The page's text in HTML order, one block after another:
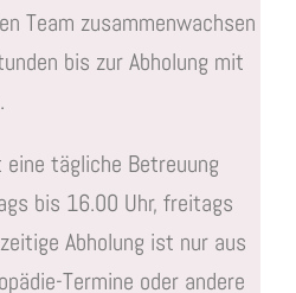
Team zusammenwachsen
bis zur Abholung mit
tägliche Betreuung
bis 16.00 Uhr, freitags
Abholung ist nur aus
Termine oder andere